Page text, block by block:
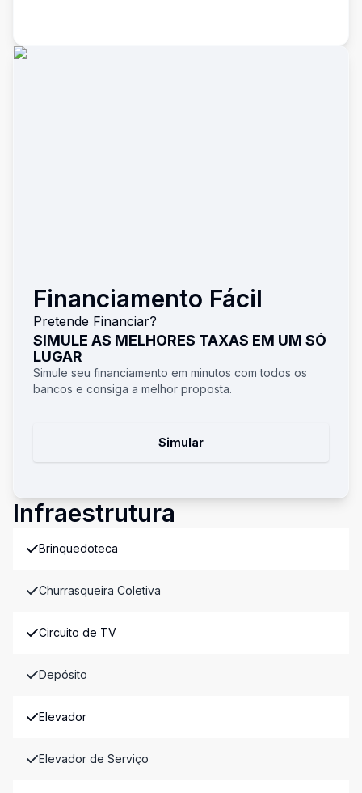
Financiamento Fácil
Pretende Financiar?
SIMULE AS MELHORES TAXAS EM UM SÓ
LUGAR
Simule seu financiamento em minutos com todos os
bancos e consiga a melhor proposta.
Simular
Infraestrutura
Brinquedoteca
Churrasqueira Coletiva
Circuito de TV
Depósito
Elevador
Elevador de Serviço